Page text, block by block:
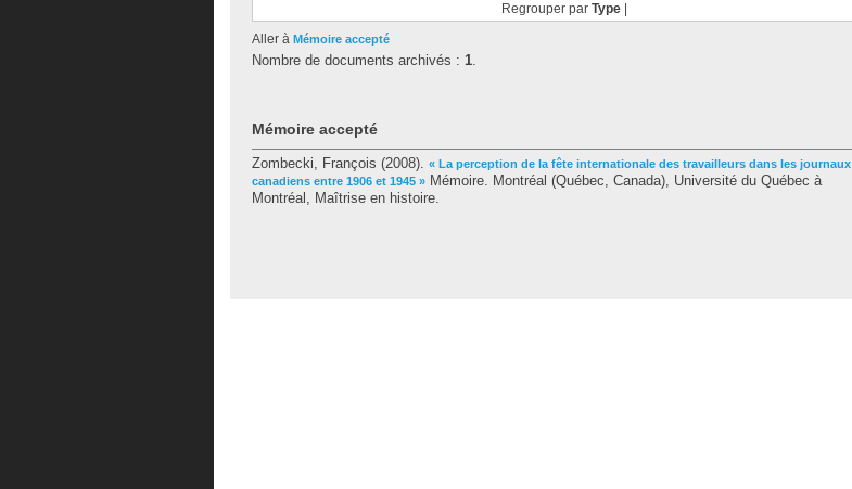
Regrouper par Type|
Aller à Mémoire accepté
Nombre de documents archivés : 1.
Mémoire accepté
Zombecki, François (2008). « La perception de la fête internationale des travailleurs dans les journaux
canadiens entre 1906 et 1945 » Mémoire. Montréal (Québec, Canada), Université du Québec à
Montréal, Maîtrise en histoire.